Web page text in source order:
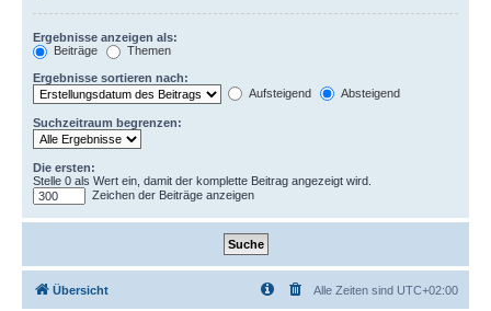
Ergebnisse anzeigen als:
Beiträge
Themen
Ergebnisse sortieren nach:
Aufsteigend
Absteigend
Suchzeitraum begrenzen:
Die ersten:
Stelle 0 als Wert ein, damit der komplette Beitrag angezeigt wird.
Zeichen der Beiträge anzeigen
Übersicht Alle Zeiten sind UTC+02:00